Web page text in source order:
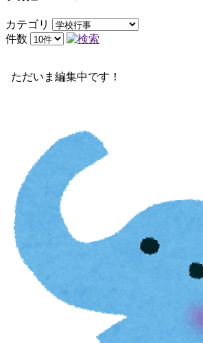
カテゴリ
件数
ただいま編集中です！